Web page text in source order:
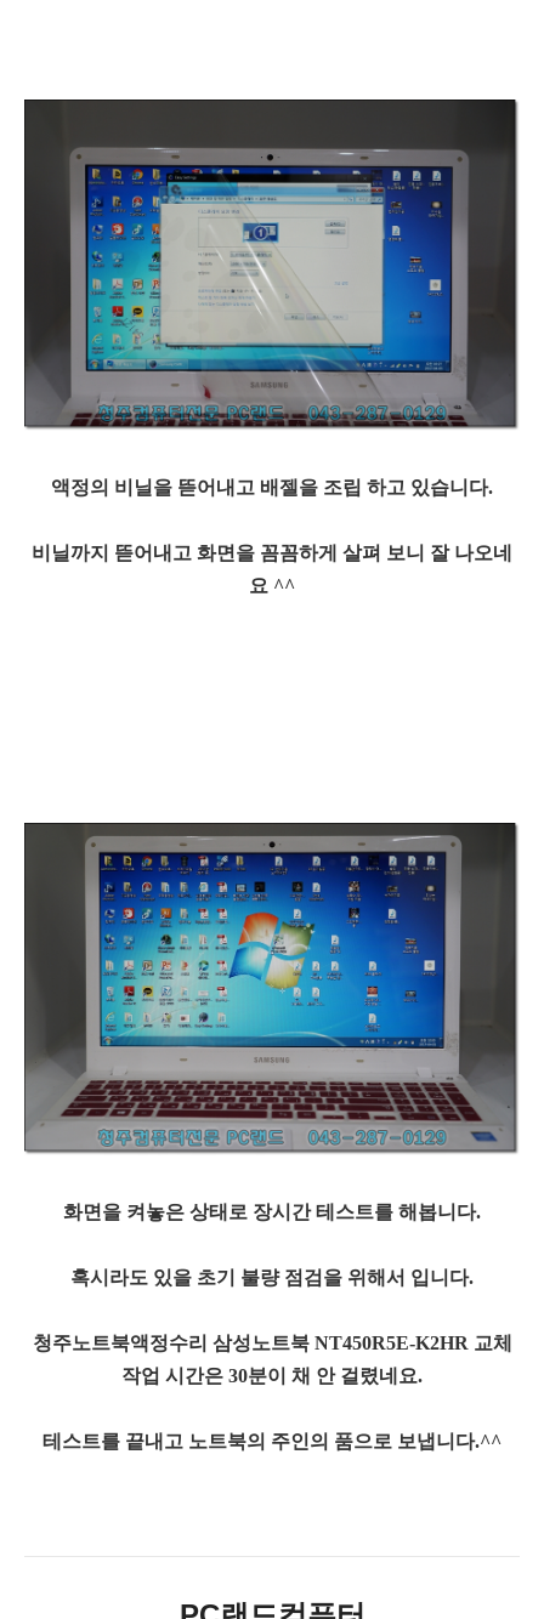
액정의 비닐을 뜯어내고 배젤을 조립 하고 있습니다.
비닐까지 뜯어내고 화면을 꼼꼼하게 살펴 보니 잘 나오네
요 ^^
화면을 켜놓은 상태로 장시간 테스트를 해봅니다.
혹시라도 있을 초기 불량 점검을 위해서 입니다.
청주노트북액정수리 삼성노트북 NT450R5E-K2HR 교체
작업 시간은 30분이 채 안 걸렸네요.
테스트를 끝내고 노트북의 주인의 품으로 보냅니다.^^